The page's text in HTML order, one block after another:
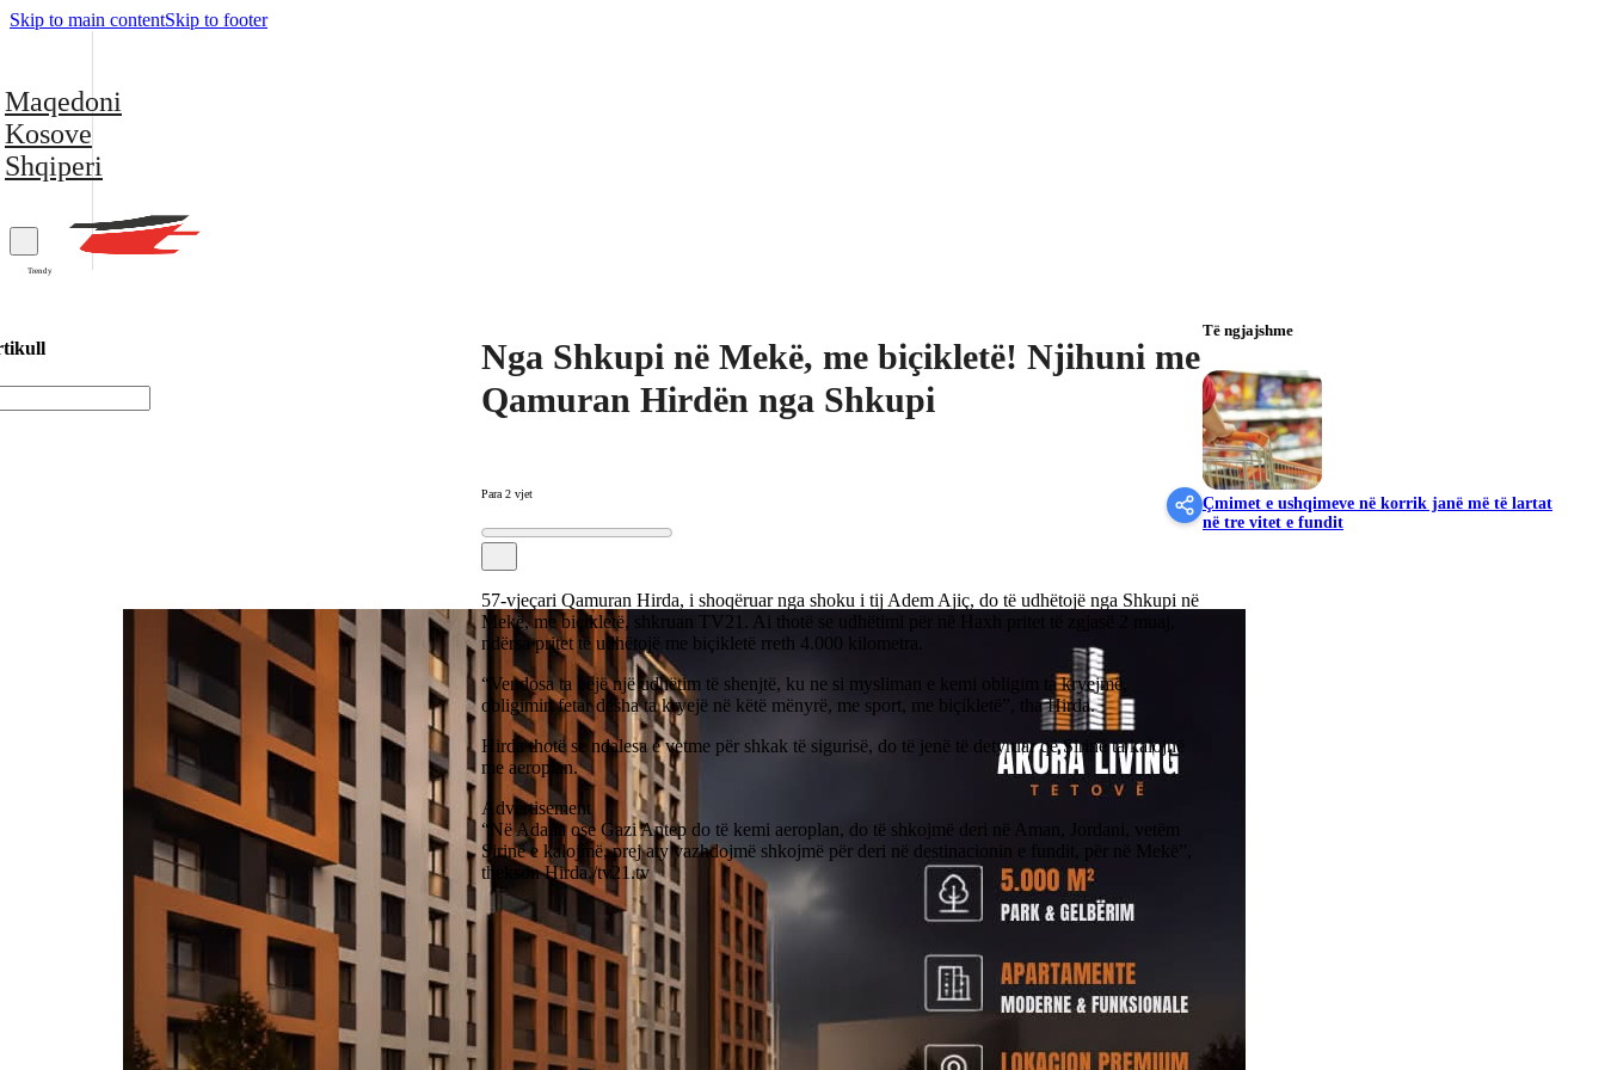
Skip to main contentSkip to footer
Maqedoni
Kosove
Shqiperi
Trendy
Nga Shkupi në Mekë, me biçikletë! Njihuni me
Qamuran Hirdën nga Shkupi
Para 2 vjet
57-vjeçari Qamuran Hirda, i shoqëruar nga shoku i tij Adem Ajiç, do të udhëtojë nga Shkupi në
Mekë, me biçikletë, shkruan TV21. Ai thotë se udhëtimi për në Haxh pritet të zgjasë 2 muaj,
ndërsa pritet të udhëtojë me biçikletë rreth 4.000 kilometra.
“Vendosa ta bëjë një udhëtim të shenjtë, ku ne si mysliman e kemi obligim ta kryejmë,
obligimin fetar desha ta kryejë në këtë mënyrë, me sport, me biçikletë”, tha Hirda.
Hirda thotë se ndalesa e vetme për shkak të sigurisë, do të jenë të detyruar që Sirinë ta kalojnë
me aeroplan.
Advertisement
“Në Adana ose Gazi Antep do të kemi aeroplan, do të shkojmë deri në Aman, Jordani, vetëm
Sirinë e kalojmë, prej aty vazhdojmë shkojmë për deri në destinacionin e fundit, për në Mekë”,
thekson Hirda./tv21.tv
Të ngjajshme
Çmimet e ushqimeve në korrik janë më të lartat
në tre vitet e fundit